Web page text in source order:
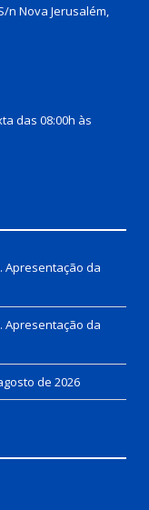
n Nova Jerusalém,
das 08:00h às
Apresentação da
Apresentação da
de 2026